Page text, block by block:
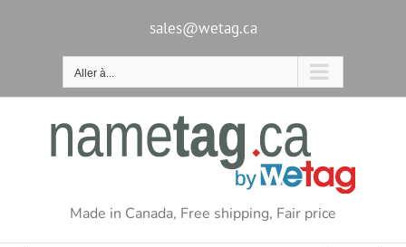
sales@wetag.ca
Aller à...
Made in Canada, Free shipping, Fair price